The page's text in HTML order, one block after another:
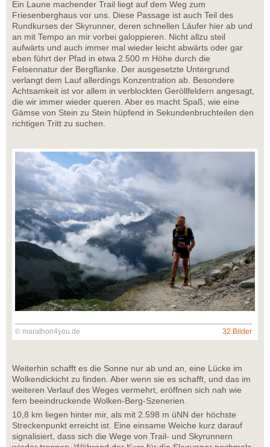
Ein Laune machender Trail liegt auf dem Weg zum
Friesenberghaus vor uns. Diese Passage ist auch Teil des
Rundkurses der Skyrunner, deren schnellen Läufer hier ab und
an mit Tempo an mir vorbei galoppieren. Nicht allzu steil
aufwärts und auch immer mal wieder leicht abwärts oder gar
eben führt der Pfad in etwa 2.500 m Höhe durch die
Felsennatur der Bergflanke. Der ausgesetzte Untergrund
verlangt dem Lauf allerdings Konzentration ab. Besondere
Achtsamkeit ist vor allem in verblockten Geröllfeldern angesagt,
die wir immer wieder queren. Aber es macht Spaß, wie eine
Gämse von Stein zu Stein hüpfend in Sekundenbruchteilen den
richtigen Tritt zu suchen.
© marathon4you.de 32 Bilder
Weiterhin schafft es die Sonne nur ab und an, eine Lücke im
Wolkendickicht zu finden. Aber wenn sie es schafft, und das im
weiteren Verlauf des Weges vermehrt, eröffnen sich nah wie
fern beeindruckende Wolken-Berg-Szenerien.
10,8 km liegen hinter mir, als mit 2.598 m üNN der höchste
Streckenpunkt erreicht ist. Eine einsame Weiche kurz darauf
signalisiert, dass sich die Wege von Trail- und Skyrunnern